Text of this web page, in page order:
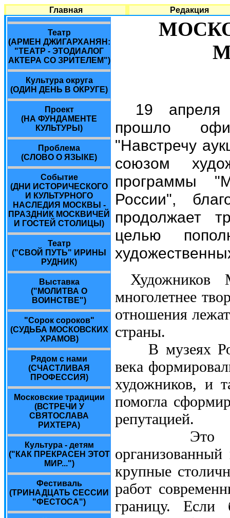
Главная Редакция
Театр
(АРМЕН ДЖИГАРХАНЯН:
"ТЕАТР - ЭТОДИАЛОГ
АКТЕРА СО ЗРИТЕЛЕМ")
Культура округа
(ОДИН ДЕНЬ В ОКРУГЕ)
Проект
(НА ФУНДАМЕНТЕ
КУЛЬТУРЫ)
Проблема
(СЛОВО О ЯЗЫКЕ)
Событие
(ДНИ ИСТОРИЧЕСКОГО
И КУЛЬТУРНОГО
НАСЛЕДИЯ МОСКВЫ -
ПРАЗДНИК МОСКВИЧЕЙ
И ГОСТЕЙ СТОЛИЦЫ)
Театр
("СВОЙ ПУТЬ" ИРИНЫ
РУДНИК)
Выставка
("МОЛИТВА О
ВОИНСТВЕ")
"Сорок сороков"
(СУДЬБА МОСКОВСКИХ
ХРАМОВ)
Рядом с нами
(СЧАСТЛИВАЯ
ПРОФЕССИЯ)
Московские традиции
(ВСТРЕЧИ У
СВЯТОСЛАВА
РИХТЕРА)
Культура - детям
("КАК ПРЕКРАСЕН ЭТОТ
МИР...")
Фестиваль
(ТРИНАДЦАТЬ СЕССИИ
"ФЕСТОСА")
19 апреля
прошло
"Навстречу
союзом
программы
России",
продолжает
целью
Художников
многолетнее
отношения
страны.
В музеях
века
художников, и
помогла
репутацией.
Это первый
крупные
работ
границу. Если